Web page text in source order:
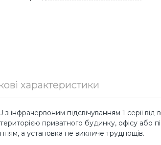
характеристики
інфрачервоним підсвічуванням 1 серії
приватного будинку, офісу або
а установка не викличе труднощів.